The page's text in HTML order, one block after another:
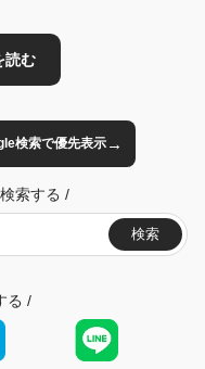
検索で優先表示→
索する /
検索
る /